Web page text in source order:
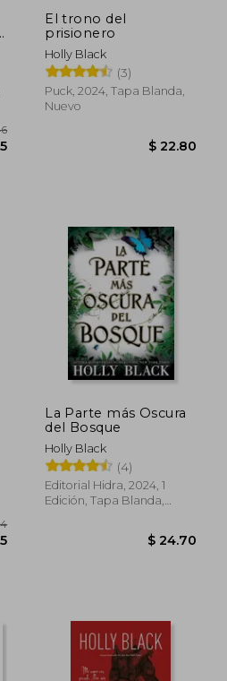
El trono del
prisionero
Holly Black
(3)
Puck, 2024, Tapa Blanda,
Nuevo
La Parte más Oscura
del Bosque
Holly Black
(4)
Editorial Hidra, 2024, 1
Edición, Tapa Blanda,